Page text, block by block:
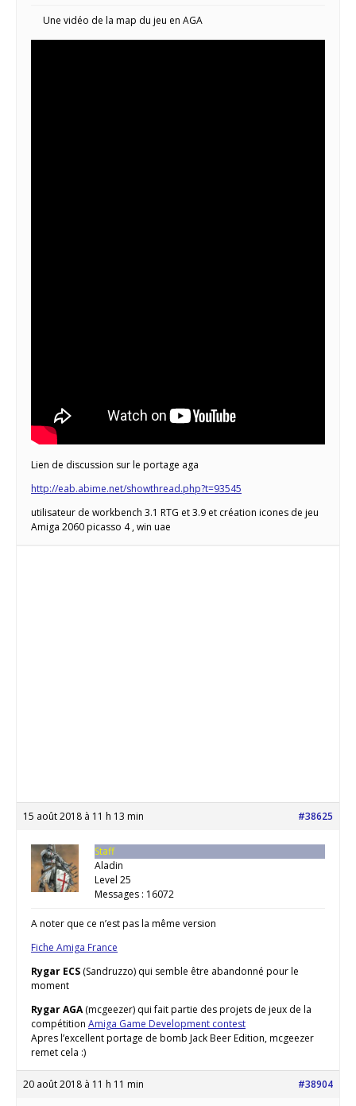
Une vidéo de la map du jeu en AGA
Lien de discussion sur le portage aga
http://eab.abime.net/showthread.php?t=93545
utilisateur de workbench 3.1 RTG et 3.9 et création icones de jeu
Amiga 2060 picasso 4 , win uae
15 août 2018 à 11 h 13 min #38625
Staff
Aladin
Level 25
Messages : 16072
A noter que ce n’est pas la même version
Fiche Amiga France
Rygar ECS (Sandruzzo) qui semble être abandonné pour le
moment
Rygar AGA(mcgeezer) qui fait partie des projets de jeux de la
compétition Amiga Game Development contest
Apres l’excellent portage de bomb Jack Beer Edition, mcgeezer
remet cela :)
20 août 2018 à 11 h 11 min #38904